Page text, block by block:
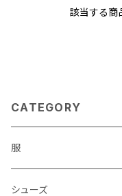
該当する商
CATEGORY
服
レディース
シューズ